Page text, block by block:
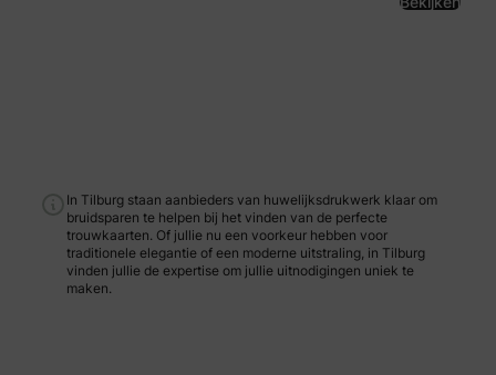
In Tilburg staan aanbieders van huwelijksdrukwerk klaar om
bruidsparen te helpen bij het vinden van de perfecte
trouwkaarten. Of jullie nu een voorkeur hebben voor
traditionele elegantie of een moderne uitstraling, in Tilburg
vinden jullie de expertise om jullie uitnodigingen uniek te
maken.